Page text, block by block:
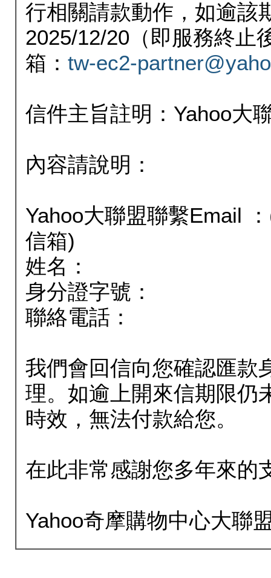
行相關請款動作，如逾該
2025/12/20（即服務終止
箱： tw-ec2-
信件主旨註明：Yahoo大
內容請說明：
Yahoo大聯盟聯繫Email
信箱)
姓名：
身分證字號：
聯絡電話：
我們會回信向您確認匯款
理。如逾上開來信期限仍
時效，無法付款給您。
在此非常感謝您多年來的
Yahoo奇摩購物中心大